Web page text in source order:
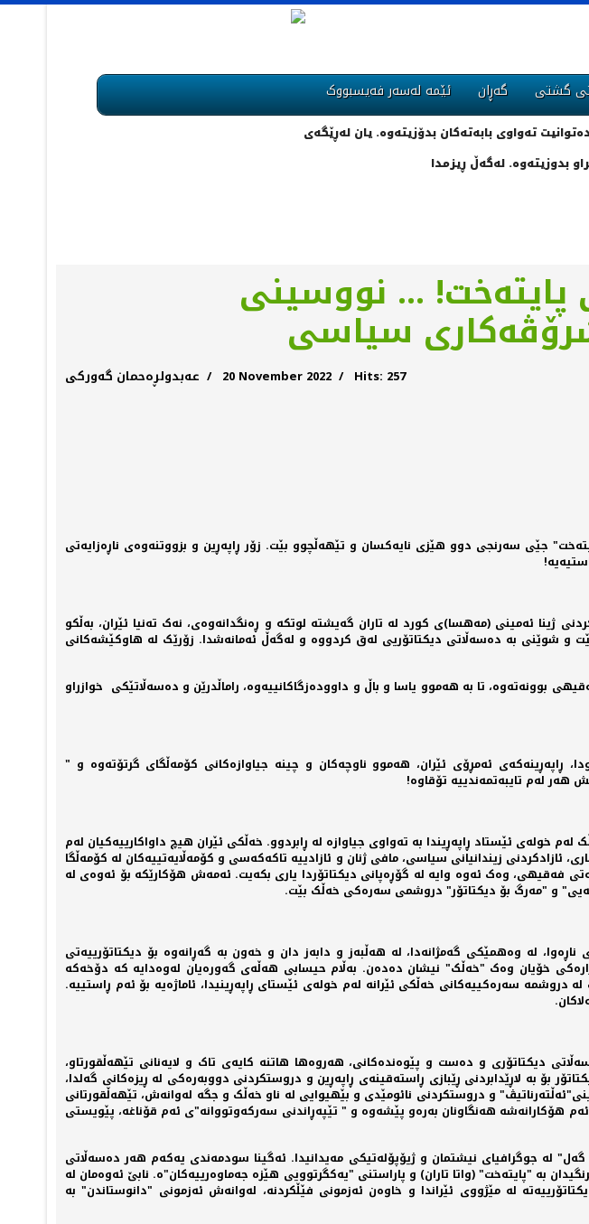
ئێمە لەسەر فەیسبووک گەڕان گشتی
پایتەخت! ... نووسینی
سیاسی
عەبدولڕەحمان گەورکی 20 November 2022 Hits: 257
جێی سەرنجی دوو هێزی نایەکسان و تێهەڵچوو بێت. زۆر ڕاپەڕین و بزووتنەوەی ناڕەزایەتی
ژینا ئەمینی (مەهسا)ی کورد لە تاران گەیشتە لوتکە و ڕەنگدانەوەی، نەک تەنیا ئێران، بەڵکو
و شوێنی بە دەسەڵاتی دیکتاتۆریی لەق کردووە و لەگەڵ ئەمانەشدا. زۆرێک لە هاوکێشەکانی
بوونەتەوە، تا بە هەموو یاسا و باڵ و داوودەزگاکانییەوە، راماڵدرێن و دەسەڵاتێکی خوازراو
ڕاپەڕینەکەی ئەمڕۆی ئێران، هەموو ناوچەکان و چینە جیاوازەکانی کۆمەڵگای گرتۆتەوە و "
هەر لەم تایبەتمەندییە تۆقاوە!
خولەی ئێستاد ڕاپەڕیندا بە تەواوی جیاوازە لە ڕابردوو. خەڵکی ئێران هیچ داواکارییەکیان لەم
زیندانیانی سیاسی، مافی ژنان و ئازادییە تاکەکەسی و کۆمەڵایەتییەکان لە کۆمەڵگا
فەقیهی، وەک ئەوە وایە لە گۆڕەپانی دیکتاتۆردا یاری بکەیت. ئەمەش هۆکارێکە بۆ ئەوەی لە
و "مەرگ بۆ دیکتاتۆر" دروشمی سەرەکی خەڵک بێت.
لە وەهمێکی گەمژانەدا، لە هەڵبەز و دابەز دان و خەون بە گەڕانەوە بۆ دیکتاتۆرییەتی
خۆیان وەک "خەڵک" نیشان دەدەن. بەڵام حیسابی هەڵەی گەورەیان لەوەدایە کە دۆخەکە
سەرەکییەکانی خەڵکی ئێرانە لەم خولەی ئێستای ڕاپەڕینیدا، ئاماژەیە بۆ ئەم ڕاستییە.
دیکتاتۆری و دەست و پێوەندەکانی، هەروەها هاتنە کایەی تاک و لایەنانی تێهەڵقورتاو،
بۆ بە لاڕێدابردنی ڕێبازی ڕاستەقینەی ڕاپەڕین و دروستکردنی دووبەرەکی لە ڕیزەکانی گەلدا،
و دروستکردنی نائومێدی و بێهیوایی لە ناو خەڵک و جگە لەوانەش، تێهەڵقورتانی
هەنگاونان بەرەو پێشەوە و " تێپەڕاندنی سەرکەوتووانە"ی ئەم قۆناغە، پێویستی
لە جوگرافیای نیشتمان و ژیۆپۆلەتیکی مەیدانیدا. ئەگینا سودمەندی یەکەم هەر دەسەڵاتی
بە "پایتەخت" (واتا تاران) و پاراستنی "یەکگرتوویی هێزە جەماوەرییەکان"ە. نابێ ئەوەمان لە
لە مێژووی ئێراندا و خاوەن ئەزمونی فێڵکردنە، لەوانەش ئەزمونی "دانوستاندن" بە